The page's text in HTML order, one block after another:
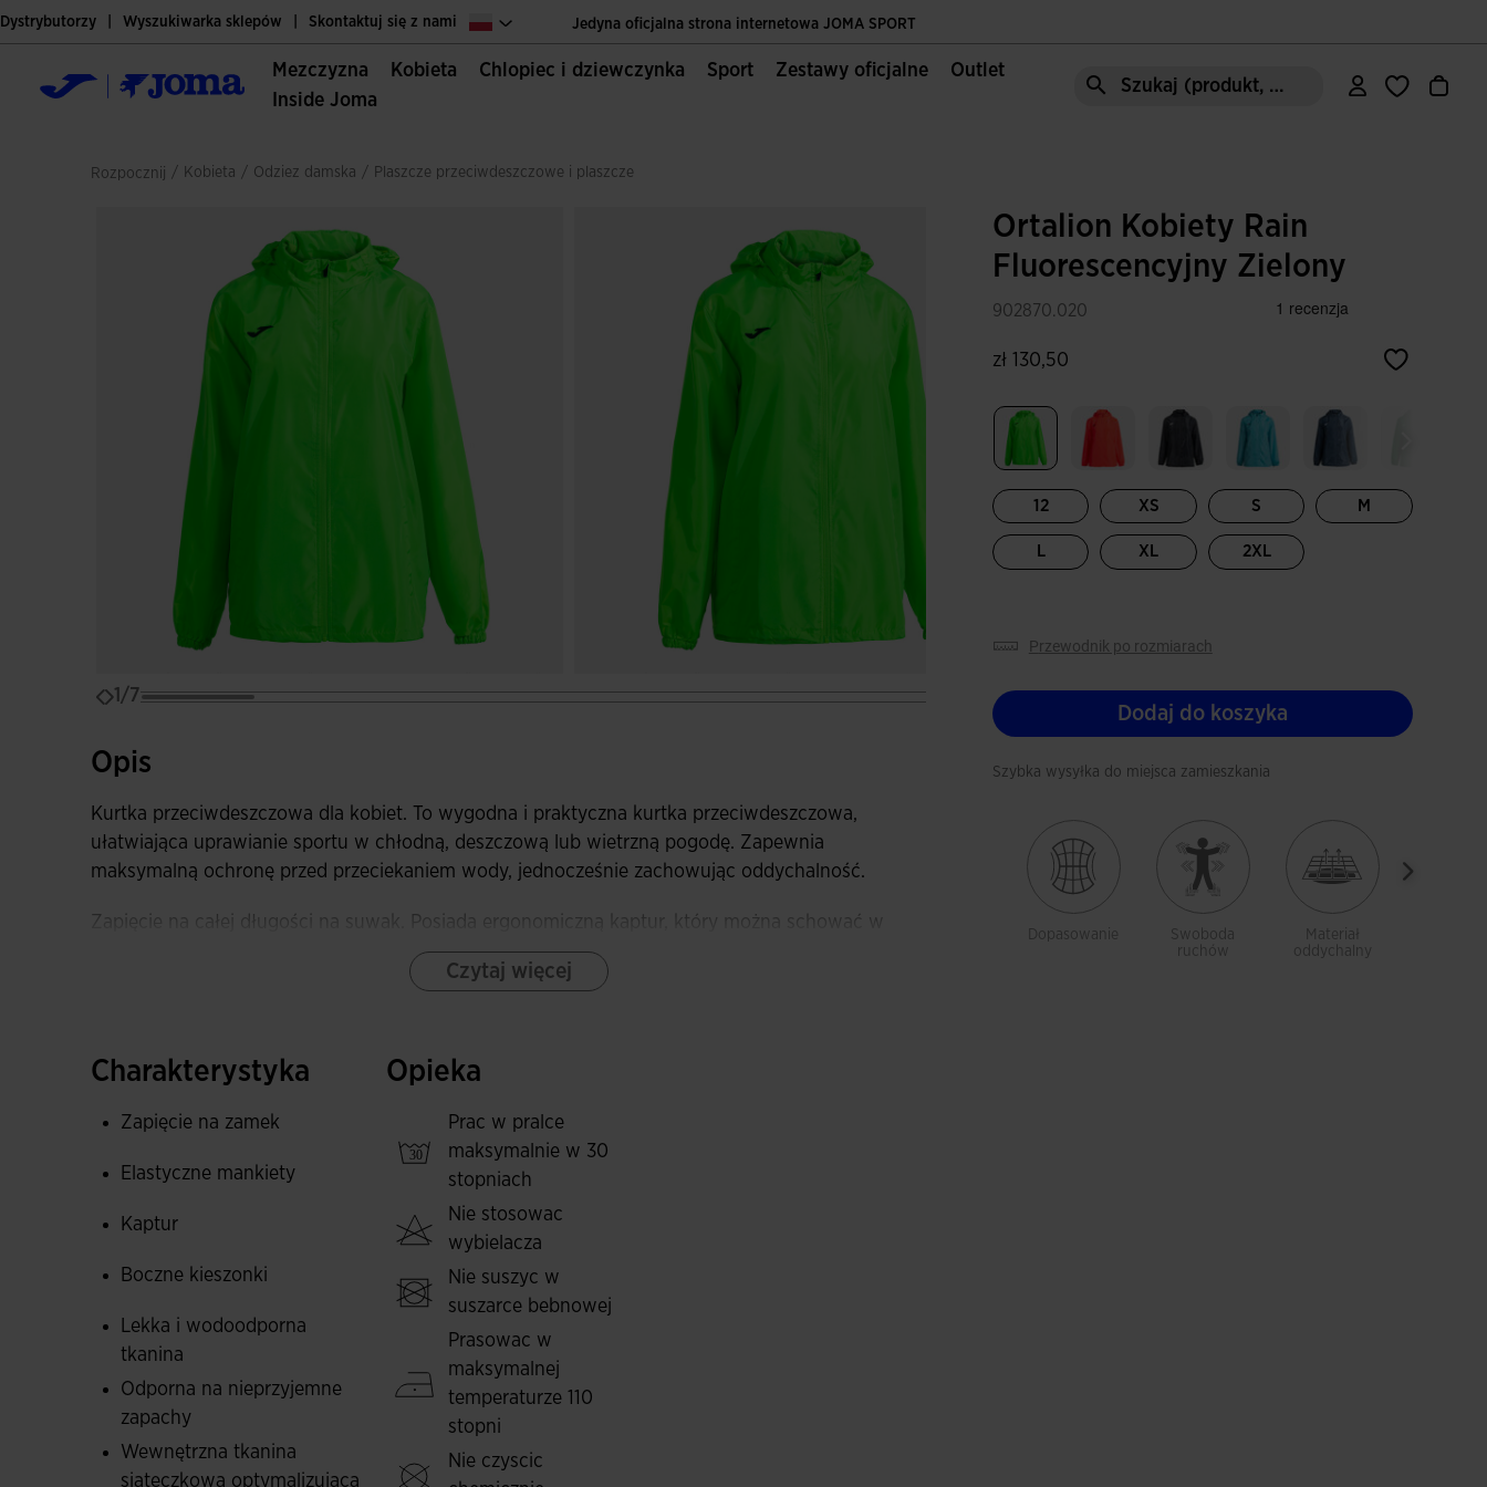
Jedyna oficjalna strona internetowa JOMA SPORT
Szybka dostawa do domu
Dystrybutorzy Wyszukiwarka sklepów Skontaktuj się z nami
Mezczyzna Kobieta Chlopiec i dziewczynka Sport Zestawy oficjalne
Outlet
Inside Joma
Szukaj (produkt, styl, obszar, ect.)
Rozpocznij / kobieta / odziez damska / plaszcze przeciwdeszczowe i plaszcze
1/7
Opis
Kurtka przeciwdeszczowa dla kobiet. To wygodna i praktyczna kurtka przeciwdeszczowa,
ułatwiająca uprawianie sportu w chłodną, deszczową lub wietrzną pogodę. Zapewnia
maksymalną ochronę przed przeciekaniem wody, jednocześnie zachowując oddychalność.
Zapięcie na całej długości na suwak. Posiada ergonomiczną kaptur, który można schować w
kieszeni na kołnierzu oraz elastyczne mankiety.
Wykonana z lekkiego i wodoodpornego materiału, chroniącego przed deszczem i wiatrem.
Wewnątrz wyposażona w technologię MICRO-MESH SYSTEM, regulującą gromadzenie się potu.
Haftowane logo Joma.
Czytaj więcej
Charakterystyka
Zapięcie na zamek
Elastyczne mankiety
Kaptur
Boczne kieszonki
Lekka i wodoodporna
tkanina
Odporna na nieprzyjemne
zapachy
Wewnętrzna tkanina
siateczkowa optymalizująca
Opieka
Prac w pralce
maksymalnie w 30
stopniach
Nie stosowac
wybielacza
Nie suszyc w
suszarce bebnowej
Prasowac w
maksymalnej
temperaturze 110
stopni
Nie czyscic
Ortalion Kobiety Rain
Fluorescencyjny Zielony
902870.020
zł 130,50
12 XS S M
L XL 2XL
przewodnik po rozmiarach
Dodaj do koszyka
Szybka wysyłka do miejsca zamieszkania
Dopasowanie
Swoboda
ruchów
Materiał
oddychalny